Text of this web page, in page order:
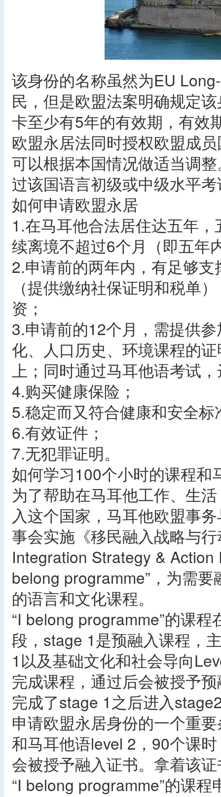
该身份的名称虽然为EU
民，但是欧盟法案明确规定
卡至少有5年的有效期，有效
欧盟永居法同时授权欧盟成
可以根据本国情况做适当调
过该国语言初级或中级水平
如何申请欧盟永居
1.在马耳他合法居住达五年
续离境不超过6个月（即五年
2.申请前的两年内，有足够
（提供缴纳社保证明和税单
资；
3.申请前的12个月，需提供
化、人口历史、环境课程的
上；同时通过马耳他语考试
4.购买健康保险；
5.稳定而又符合健康和安全标
6.有效证件；
7.无犯罪证明。
如何学习100个小时的课程和
为了帮助在马耳他工作、生
入这个国家，马耳他欧盟事
事会实施《移民融入战略与
Integration Strategy &
belong programme”，为需
的语言和文化课程。
“I belong programme”的课
段，stage 1是预融入课程，
1以及基础文化和社会导向
完成课程，通过后会被授予
完成了stage 1之后进入
申请欧盟永居身份的一个重
和马耳他语level 2，90个课
会被授予融入证书。拿着该
“I belong programme”的课